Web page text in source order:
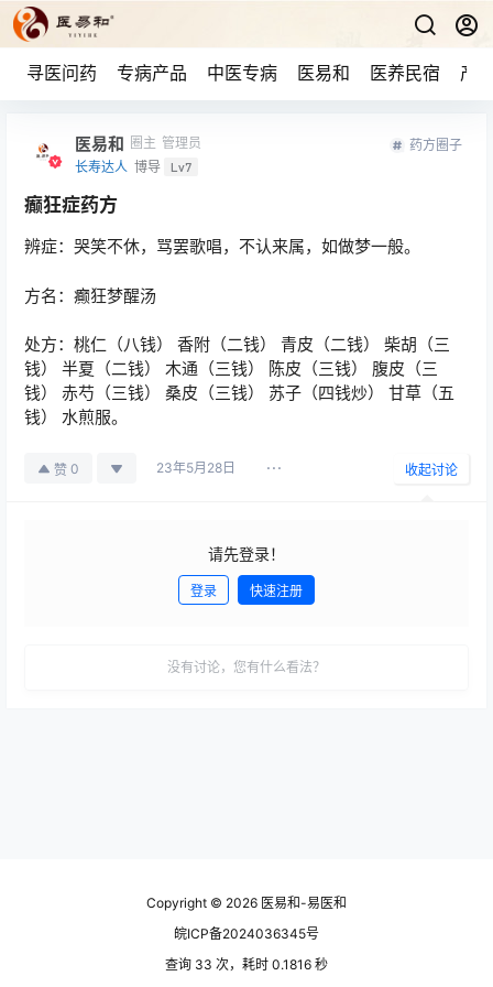
寻医问药 专病产品 中医专病 医易和 医养民宿 产
医易和 圈主 管理员
长寿达人 博导 Lv7
药方圈子
癫狂症药方
辨症：哭笑不休，骂罢歌唱，不认来属，如做梦一般。
方名：癫狂梦醒汤
处方：桃仁（八钱） 香附（二钱） 青皮（二钱） 柴胡（三
钱） 半夏（二钱） 木通（三钱） 陈皮（三钱） 腹皮（三
钱） 赤芍（三钱） 桑皮（三钱） 苏子（四钱炒） 甘草（五
钱） 水煎服。
赞 0 23年5月28日 收起讨论
请先登录！
登录 快速注册
没有讨论，您有什么看法？
Copyright © 2026 医易和-易医和
皖ICP备2024036345号
查询 33 次，耗时 0.1816 秒